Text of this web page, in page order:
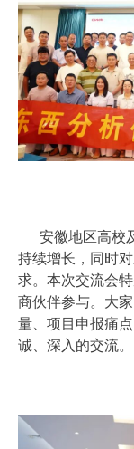
安徽地区高校
持续增长，同时
求。本次交流会
商伙伴参与。大
量、项目申报痛
诚、深入的交流。